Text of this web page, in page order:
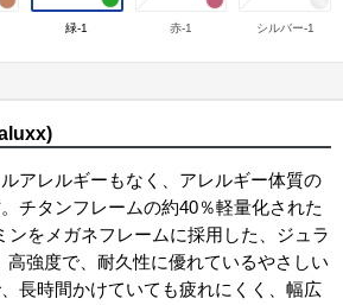
緑-1 赤-1 シルバー-1
アレルギーもなく、アレルギー体質の
チタンフレームの約40％軽量化された
ンをメガネフレームに採用した、ジュラ
高強度で、耐久性に優れているやさしい
長時間かけていても疲れにくく、幅広